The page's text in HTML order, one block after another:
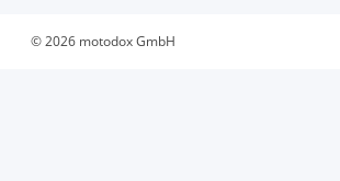
© 2026 motodox GmbH